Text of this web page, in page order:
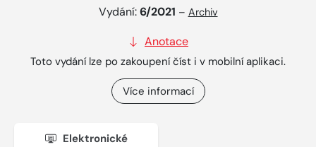
Vydání:6/2021 – Archiv
Anotace
Toto vydání lze po zakoupení číst i v mobilní aplikaci.
Více informací
Elektronické